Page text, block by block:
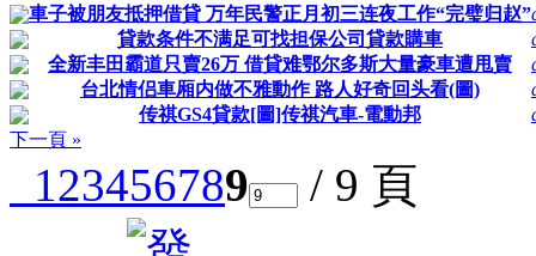
車子被朋友抵押借貸 万年民警正月初三连夜工作“完璧归赵”
貸款条件不满足可找担保公司貸款購車
全新丰田霸道只賣26万 借貸难鄂尔多斯大量豪車遭甩賣
台北情侣車厢内做不雅動作 路人好奇回头看(圖)
传祺GS4貸款[圖]传祺汽車-電動邦
下一頁 »
123456789 / 9 頁